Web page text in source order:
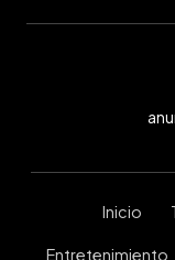
Inicio
Entretenimiento